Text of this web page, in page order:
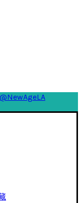
@NewAgeLA